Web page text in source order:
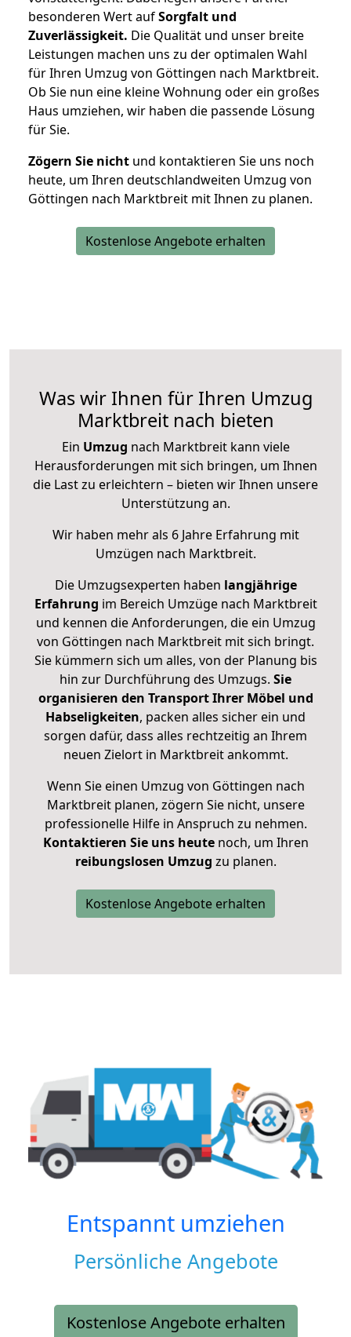
besonderen Wert aufSorgfalt und
Zuverlässigkeit. Die Qualität und unser breite
Leistungen machen uns zu der optimalen Wahl
für Ihren Umzug von Göttingen nach Marktbreit.
Ob Sie nun eine kleine Wohnung oder ein großes
Haus umziehen, wir haben die passende Lösung
für Sie.
Zögern Sie nicht und kontaktieren Sie uns noch
heute, um Ihren deutschlandweiten Umzug von
Göttingen nach Marktbreit mit Ihnen zu planen.
Kostenlose Angebote erhalten
Was wir Ihnen für Ihren Umzug
Marktbreit nach bieten
Ein Umzug nach Marktbreit kann viele
Herausforderungen mit sich bringen, um Ihnen
die Last zu erleichtern – bieten wir Ihnen unsere
Unterstützung an.
Wir haben mehr als 6 Jahre Erfahrung mit
Umzügen nach Marktbreit.
Die Umzugsexperten haben langjährige
Erfahrung im Bereich Umzüge nach Marktbreit
und kennen die Anforderungen, die ein Umzug
von Göttingen nach Marktbreit mit sich bringt.
Sie kümmern sich um alles, von der Planung bis
hin zur Durchführung des Umzugs. Sie
organisieren den Transport Ihrer Möbel und
Habseligkeiten, packen alles sicher ein und
sorgen dafür, dass alles rechtzeitig an Ihrem
neuen Zielort in Marktbreit ankommt.
Wenn Sie einen Umzug von Göttingen nach
Marktbreit planen, zögern Sie nicht, unsere
professionelle Hilfe in Anspruch zu nehmen.
Kontaktieren Sie uns heutenoch, um Ihren
reibungslosen Umzug zu planen.
Kostenlose Angebote erhalten
Entspannt umziehen
Persönliche Angebote
Kostenlose Angebote erhalten